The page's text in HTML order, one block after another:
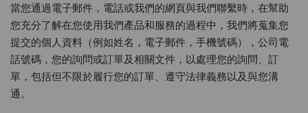
當您通過電子郵件，電話或我們的網頁與我們聯繫時，在幫助
您充分了解在您使用我們產品和服務的過程中，我們將蒐集您
提交的個人資料（例如姓名，電子郵件，手機號碼），公司電
話號碼，您的詢問或訂單及相關文件，以處理您的詢問、訂
單，包括但不限於履行您的訂單、遵守法律義務以及與您溝
通。